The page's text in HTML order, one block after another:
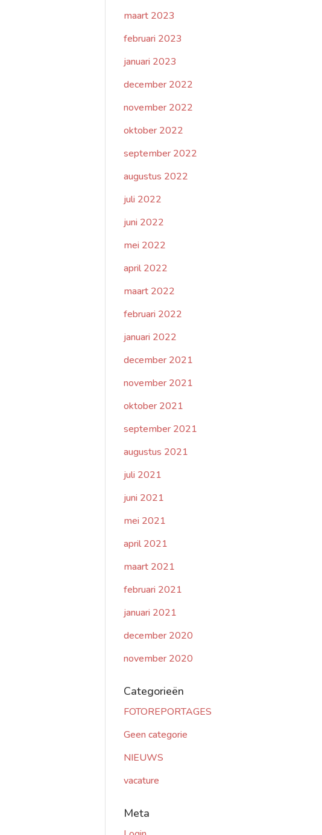
maart 2023
februari 2023
januari 2023
december 2022
november 2022
oktober 2022
september 2022
augustus 2022
juli 2022
juni 2022
mei 2022
april 2022
maart 2022
februari 2022
januari 2022
december 2021
november 2021
oktober 2021
september 2021
augustus 2021
juli 2021
juni 2021
mei 2021
april 2021
maart 2021
februari 2021
januari 2021
december 2020
november 2020
Categorieën
FOTOREPORTAGES
Geen categorie
NIEUWS
vacature
Meta